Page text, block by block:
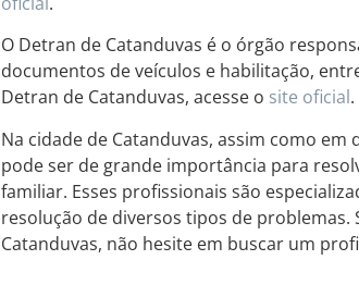
O Detran de Catanduvas é o órgão
documentos de veículos e habilitação,
Detran de Catanduvas, acesse o site oficial.
Na cidade de Catanduvas, assim como
pode ser de grande importância para
familiar. Esses profissionais são
resolução de diversos tipos de
Catanduvas, não hesite em buscar um